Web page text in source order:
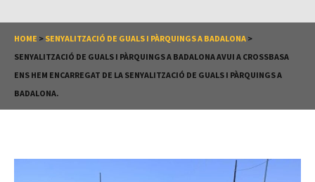
HOME > SENYALITZACIÓ DE GUALS I PÀRQUINGS A BADALONA >
SENYALITZACIÓ DE GUALS I PÀRQUINGS A BADALONA AVUI A CROSSBASA
ENS HEM ENCARREGAT DE LA SENYALITZACIÓ DE GUALS I PÀRQUINGS A
BADALONA.